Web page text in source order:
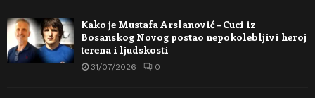
Kako je Mustafa Arslanović – Cuci iz
Bosanskog Novog postao nepokolebljivi heroj
terena i ljudskosti
31/07/2026 0